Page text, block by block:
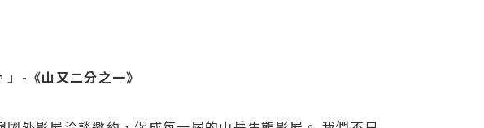
-《山又二分之一》